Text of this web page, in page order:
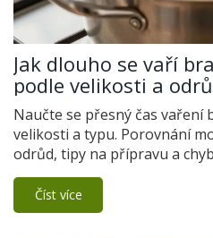
Jak dlouho se vaří
podle velikosti a
Naučte se přesný čas vaření
velikosti a typu. Porovnání
odrůd, tipy na přípravu a
Číst více